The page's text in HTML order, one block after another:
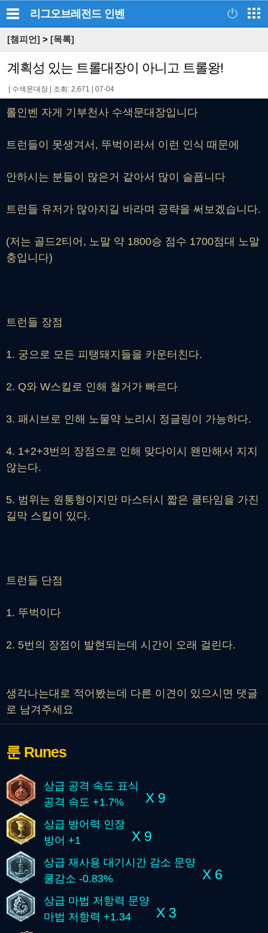
리그오브레전드 인벤
[챔피언] > [목록]
계획성 있는 트롤대장이 아니고 트롤왕!
수색문대장 조회: 2,671 07-04
롤인벤 자게 기부천사 수색문대장입니다
트런들이 못생겨서, 뚜벅이라서 이런 인식 때문에
안하시는 분들이 많은거 같아서 많이 슬픕니다
트런들 유저가 많아지길 바라며 공략을 써보겠습니다.
(저는 골드2티어, 노말 약 1800승 점수 1700점대 노말
충입니다)
트런들 장점
1. 궁으로 모든 피탱돼지들을 카운터친다.
2. Q와 W스킬로 인해 철거가 빠르다
3. 패시브로 인해 노물약 노리시 정글링이 가능하다.
4. 1+2+3번의 장점으로 인해 맞다이시 왠만해서 지지
않는다.
5. 범위는 원통형이지만 마스터시 짧은 쿨타임을 가진
길막 스킬이 있다.
트런들 단점
1. 뚜벅이다
2. 5번의 장점이 발현되는데 시간이 오래 걸린다.
생각나는대로 적어봤는데 다른 이견이 있으시면 댓글
로 남겨주세요
룬 Runes
상급 공격 속도 표식
공격 속도 +1.7%
X 9
상급 방어력 인장
방어 +1
X 9
상급 재사용 대기시간 감소 문양
쿨감소 -0.83%
X 6
상급 마법 저항력 문양
마법 저항력 +1.34
X 3